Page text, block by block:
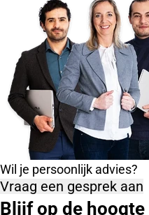
Wil je persoonlijk advies?
Vraag een gesprek aan
Blijf op de hoogte